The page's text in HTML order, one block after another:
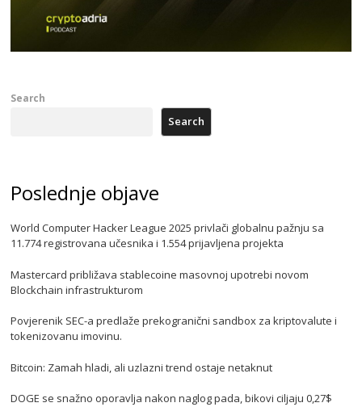
Search
Search
Poslednje objave
World Computer Hacker League 2025 privlači globalnu pažnju sa
11.774 registrovana učesnika i 1.554 prijavljena projekta
Mastercard približava stablecoine masovnoj upotrebi novom
Blockchain infrastrukturom
Povjerenik SEC-a predlaže prekogranični sandbox za kriptovalute i
tokenizovanu imovinu.
Bitcoin: Zamah hladi, ali uzlazni trend ostaje netaknut
DOGE se snažno oporavlja nakon naglog pada, bikovi ciljaju 0,27$